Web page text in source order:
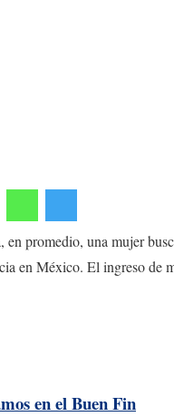
en promedio, una mujer
en México. El ingreso de
en el Buen Fin